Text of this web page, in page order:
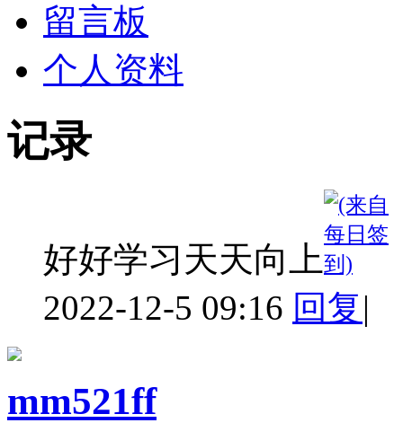
留言板
个人资料
记录
好好学习天天向上
2022-12-5 09:16 回复|
mm521ff